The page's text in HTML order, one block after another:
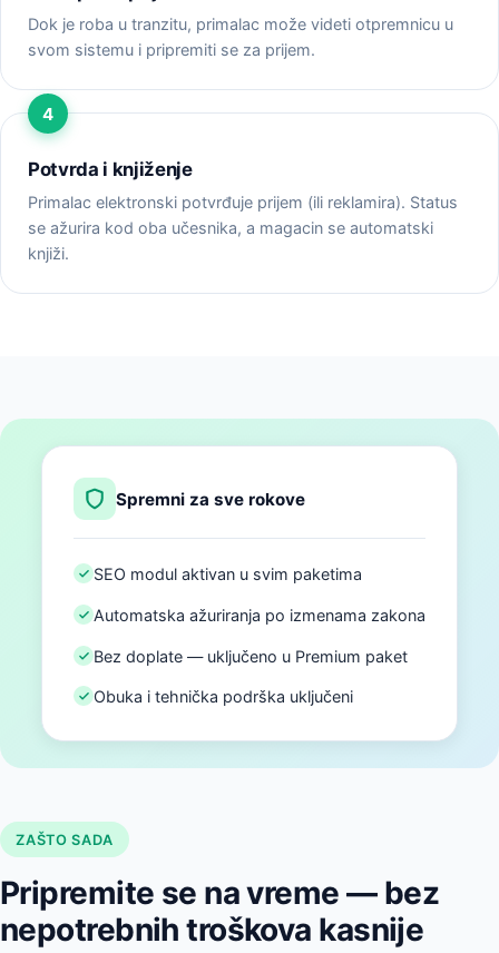
Dok je roba u tranzitu, primalac može videti otpremnicu u
svom sistemu i pripremiti se za prijem.
Potvrda i knjiženje
Primalac elektronski potvrđuje prijem (ili reklamira). Status
se ažurira kod oba učesnika, a magacin se automatski
knjiži.
Spremni za sve rokove
SEO modul aktivan u svim paketima
Automatska ažuriranja po izmenama zakona
Bez doplate — uključeno u Premium paket
Obuka i tehnička podrška uključeni
ZAŠTO SADA
Pripremite se na vreme — bez
nepotrebnih troškova kasnije